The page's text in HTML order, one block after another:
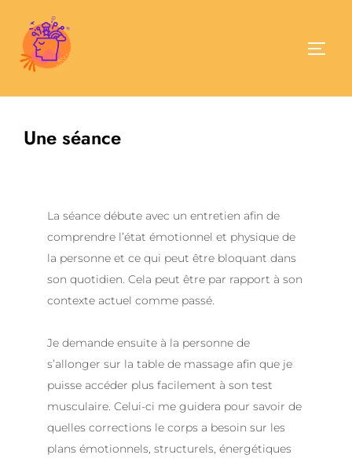
contenu
Une séance
​La séance débute avec un entretien afin de
comprendre l’état émotionnel et physique de
la personne et ce qui peut être bloquant dans
son quotidien. Cela peut être par rapport à son
contexte actuel comme passé.
Je demande ensuite à la personne de
s’allonger sur la table de massage afin que je
puisse accéder plus facilement à son test
musculaire. Celui-ci me guidera pour savoir de
quelles corrections le corps a besoin sur les
plans émotionnels, structurels, énergétiques